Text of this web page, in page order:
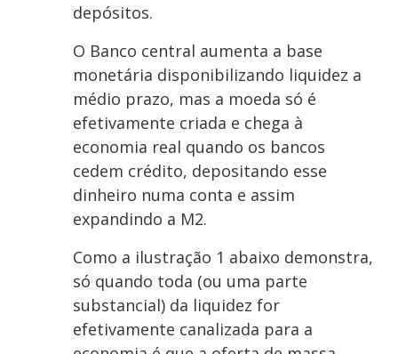
depósitos.
O Banco central aumenta a base
monetária disponibilizando liquidez a
médio prazo, mas a moeda só é
efetivamente criada e chega à
economia real quando os bancos
cedem crédito, depositando esse
dinheiro numa conta e assim
expandindo a M2.
Como a ilustração 1 abaixo demonstra,
só quando toda (ou uma parte
substancial) da liquidez for
efetivamente canalizada para a